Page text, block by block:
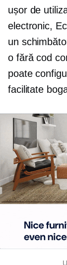
ușor de
electronic,
un
o fără cod
poate
facilitate